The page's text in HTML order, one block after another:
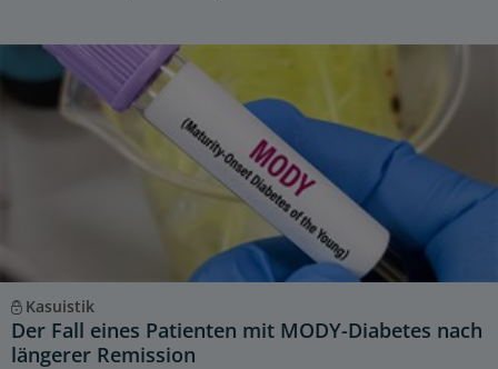
Kasuistik
Der Fall eines Patienten mit MODY-Diabetes nach
längerer Remission